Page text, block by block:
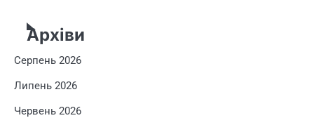
Архіви
Серпень 2026
Липень 2026
Червень 2026